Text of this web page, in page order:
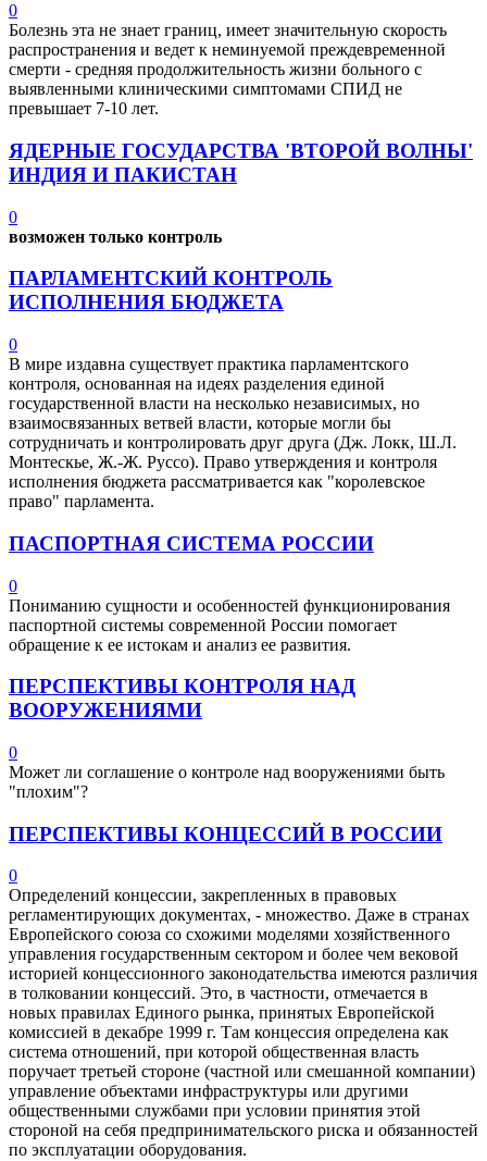
0
Болезнь эта не знает границ, имеет значительную скорость
распространения и ведет к неминуемой преждевременной
смерти - средняя продолжительность жизни больного с
выявленными клиническими симптомами СПИД не
превышает 7-10 лет.
ЯДЕРНЫЕ ГОСУДАРСТВА 'ВТОРОЙ ВОЛНЫ'
ИНДИЯ И ПАКИСТАН
0
возможен только контроль
ПАРЛАМЕНТСКИЙ КОНТРОЛЬ
ИСПОЛНЕНИЯ БЮДЖЕТА
0
В мире издавна существует практика парламентского
контроля, основанная на идеях разделения единой
государственной власти на несколько независимых, но
взаимосвязанных ветвей власти, которые могли бы
сотрудничать и контролировать друг друга (Дж. Локк, Ш.Л.
Монтескье, Ж.-Ж. Руссо). Право утверждения и контроля
исполнения бюджета рассматривается как "королевское
право" парламента.
ПАСПОРТНАЯ СИСТЕМА РОССИИ
0
Пониманию сущности и особенностей функционирования
паспортной системы современной России помогает
обращение к ее истокам и анализ ее развития.
ПЕРСПЕКТИВЫ КОНТРОЛЯ НАД
ВООРУЖЕНИЯМИ
0
Может ли соглашение о контроле над вооружениями быть
"плохим"?
ПЕРСПЕКТИВЫ КОНЦЕССИЙ В РОССИИ
0
Определений концессии, закрепленных в правовых
регламентирующих документах, - множество. Даже в странах
Европейского союза со схожими моделями хозяйственного
управления государственным сектором и более чем вековой
историей концессионного законодательства имеются различия
в толковании концессий. Это, в частности, отмечается в
новых правилах Единого рынка, принятых Европейской
комиссией в декабре 1999 г. Там концессия определена как
система отношений, при которой общественная власть
поручает третьей стороне (частной или смешанной компании)
управление объектами инфраструктуры или другими
общественными службами при условии принятия этой
стороной на себя предпринимательского риска и обязанностей
по эксплуатации оборудования.